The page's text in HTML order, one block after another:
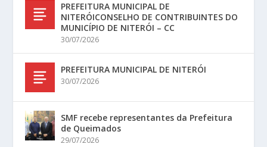
PREFEITURA MUNICIPAL DE
NITERÓICONSELHO DE CONTRIBUINTES DO
MUNICÍPIO DE NITERÓI – CC
30/07/2026
PREFEITURA MUNICIPAL DE NITERÓI
30/07/2026
SMF recebe representantes da Prefeitura
de Queimados
29/07/2026